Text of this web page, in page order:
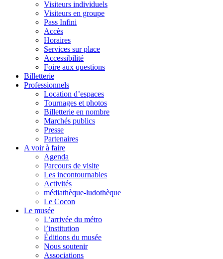
Visiteurs individuels
Visiteurs en groupe
Pass Infini
Accès
Horaires
Services sur place
Accessibilité
Foire aux questions
Billetterie
Professionnels
Location d’espaces
Tournages et photos
Billetterie en nombre
Marchés publics
Presse
Partenaires
A voir à faire
Agenda
Parcours de visite
Les incontournables
Activités
médiathèque-ludothèque
Le Cocon
Le musée
L’arrivée du métro
l’institution
Éditions du musée
Nous soutenir
Associations